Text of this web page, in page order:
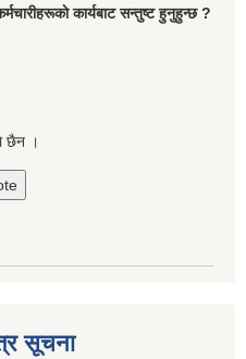
कार्यबाट सन्तुष्ट हुनुहुन्छ ?
छैन ।
सूचना